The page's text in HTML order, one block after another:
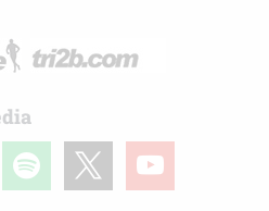
spotify youtube